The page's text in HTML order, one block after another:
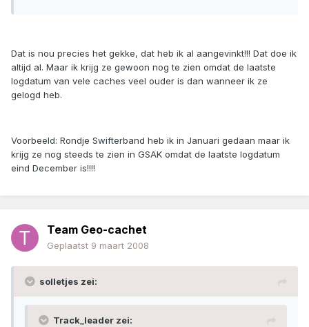
Dat is nou precies het gekke, dat heb ik al aangevinkt!!! Dat doe ik
altijd al. Maar ik krijg ze gewoon nog te zien omdat de laatste
logdatum van vele caches veel ouder is dan wanneer ik ze
gelogd heb.
Voorbeeld: Rondje Swifterband heb ik in Januari gedaan maar ik
krijg ze nog steeds te zien in GSAK omdat de laatste logdatum
eind December is!!!!
Team Geo-cachet
Geplaatst 9 maart 2008
solletjes zei:
Track_leader zei: